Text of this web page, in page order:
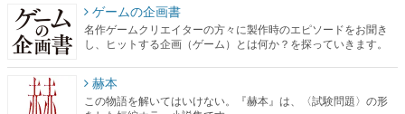
ゲームの企画書
名作ゲームクリエイターの方々に製作時のエピソードをお聞き
し、ヒットする企画（ゲーム）とは何か？を探っていきます。
赫本
この物語を解いてはいけない。『赫本』は、〈試験問題〉の形